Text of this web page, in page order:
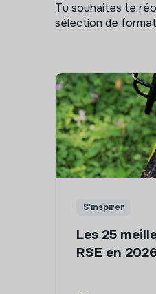
Tu souhaites te
sélection de
S'inspirer
Les 25
RSE en 2026